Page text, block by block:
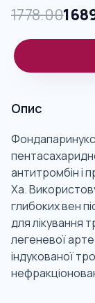
1778.00
Опис
Фондапаринукс
антитромбін і
Ха.
глибоких вен
для лікування
легеневої
індукованої